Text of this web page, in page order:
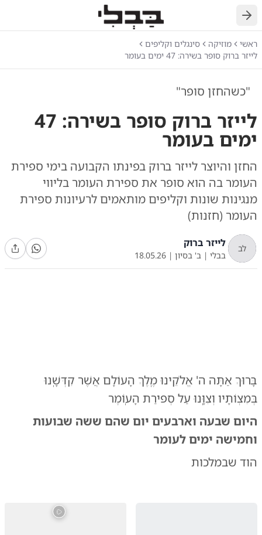
חזרה
ראשי מוזיקה
סינגלים וקליפים
לייזר ברוק סופר בשירה: 47 ימים בעומר
"כשהחזן סופר"
לייזר ברוק סופר בשירה: 47
ימים בעומר
החזן והיוצר לייזר ברוק בפינתו הקבועה בימי ספירת
העומר בה הוא סופר את ספירת העומר בליווי
מנגינות שונות וקליפים מותאמים לרעיונות ספירת
העומר (חזנות)
לב לייזר ברוק
בבלי | ב' בסיון |
18.05.26
בָּרוּךְ אַתָּה ה' אֱלֹקֵינוּ מֶֽלֶךְ הָעוֹלָם אֲשֶׁר קִדְּשָֽׁנוּ
בְּמִצְוֹתָיו וְצִוָּֽנוּ עַל סְפירַת הָעֽוֹמֶר
היום שבעה וארבעים יום שהם ששה שבועות
וחמישה ימים לעומר
הוד שבמלכות